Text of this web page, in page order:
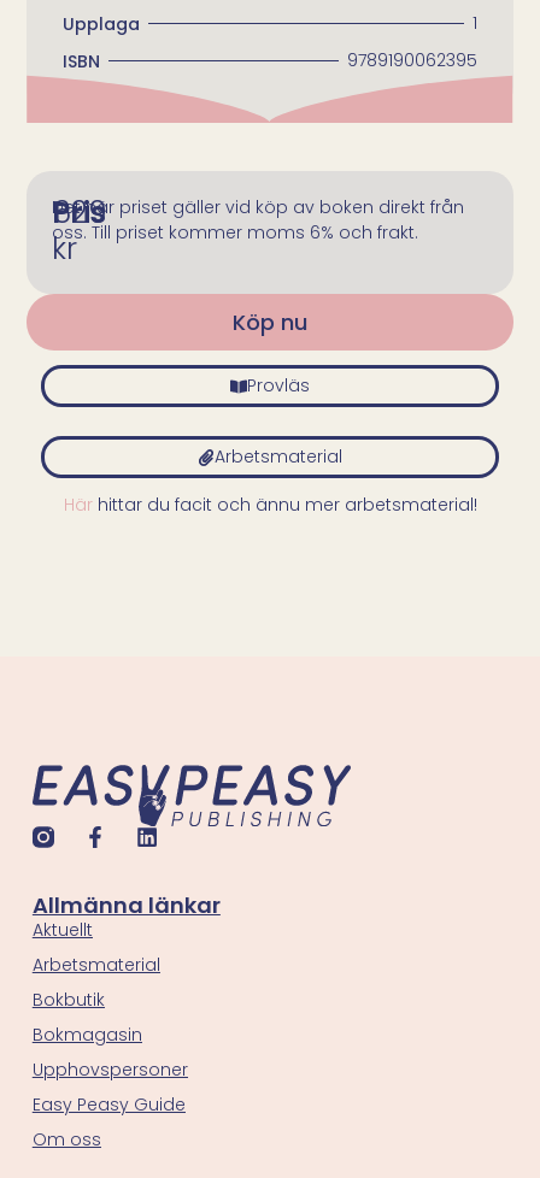
Upplaga
1
ISBN
9789190062395
Pris
629
kr
Det här priset gäller vid köp av boken direkt från
oss. Till priset kommer moms 6% och frakt.
Köp nu
Provläs
Arbetsmaterial
Härhittar du facit och ännu mer arbetsmaterial!
Allmänna länkar
Aktuellt
Arbetsmaterial
Bokbutik
Bokmagasin
Upphovspersoner
Easy Peasy Guide
Om oss